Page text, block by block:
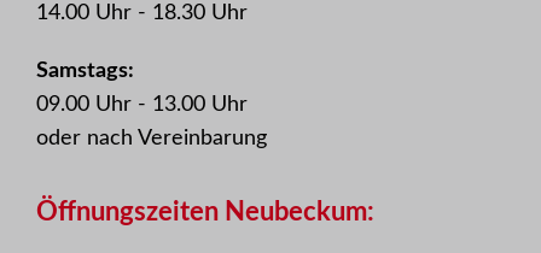
14.00 Uhr - 18.30 Uhr
Samstags:
09.00 Uhr - 13.00 Uhr
oder nach Vereinbarung
Öffnungszeiten Neubeckum: